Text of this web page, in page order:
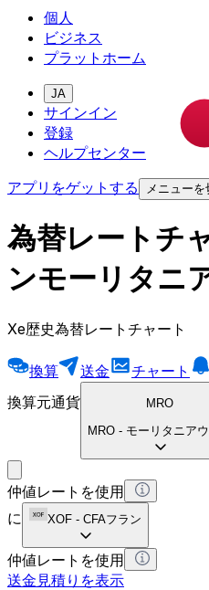
個人
ビジネス
プラットホーム
JA
サインイン
登録
ヘルプセンター
アプリをゲットする
メニューを
為替レートチ
ンモーリタニ
Xe歴史為替レートチャート
換算 送金 チャート
換算元通貨
MRO
MRO - モーリタニア
仲値レートを使用
に
XOF - CFAフラン
仲値レートを使用
送金見積りを表示